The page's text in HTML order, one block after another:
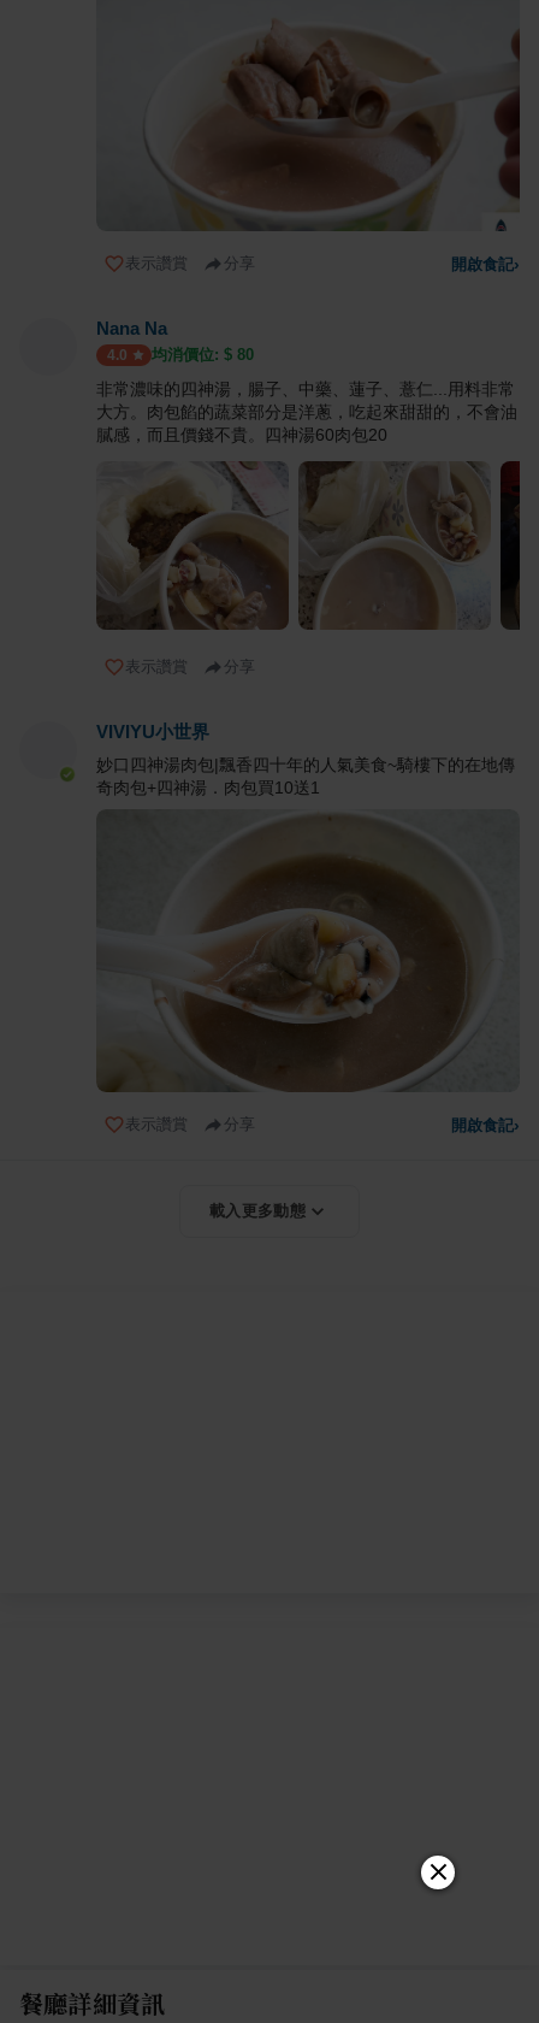
表示讚賞 分享 開啟食記›
Nana Na
4.0 均消價位: $ 80
非常濃味的四神湯，腸子、中藥、蓮子、薏仁...用料非常
大方。肉包餡的蔬菜部分是洋蔥，吃起來甜甜的，不會油
膩感，而且價錢不貴。四神湯60肉包20
表示讚賞 分享
VIVIYU小世界
妙口四神湯肉包|飄香四十年的人氣美食~騎樓下的在地傳
奇肉包+四神湯．肉包買10送1
表示讚賞 分享 開啟食記›
載入更多動態
餐廳詳細資訊